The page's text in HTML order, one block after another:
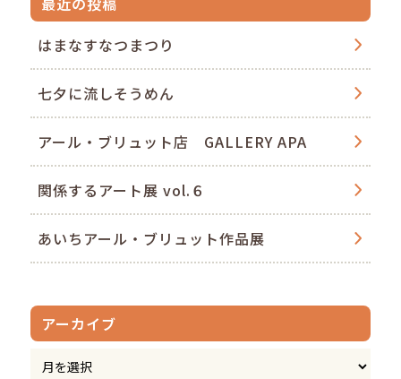
はまなすなつまつり
七夕に流しそうめん
アール・ブリュット店 GALLERY APA
関係するアート展 vol.６
あいちアール・ブリュット作品展
アーカイブ